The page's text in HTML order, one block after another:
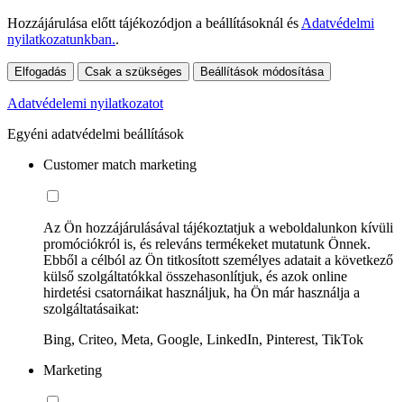
Hozzájárulása előtt tájékozódjon a beállításoknál és Adatvédelmi
nyilatkozatunkban..
Elfogadás Csak a szükséges Beállítások módosítása
Adatvédelemi nyilatkozatot
Egyéni adatvédelmi beállítások
Customer match marketing
Az Ön hozzájárulásával tájékoztatjuk a weboldalunkon kívüli
promóciókról is, és releváns termékeket mutatunk Önnek.
Ebből a célból az Ön titkosított személyes adatait a következő
külső szolgáltatókkal összehasonlítjuk, és azok online
hirdetési csatornáikat használjuk, ha Ön már használja a
szolgáltatásaikat:
Bing, Criteo, Meta, Google, LinkedIn, Pinterest, TikTok
Marketing